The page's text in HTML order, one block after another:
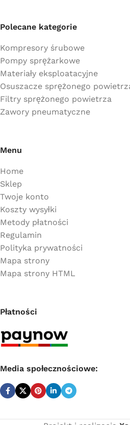
Polecane kategorie
Kompresory śrubowe
Pompy sprężarkowe
Materiały eksploatacyjne
Osuszacze sprężonego
Filtry sprężonego powietrza
Zawory pneumatyczne
Menu
Home
Sklep
Twoje konto
Koszty wysyłki
Metody płatności
Regulamin
Polityka prywatności
Mapa strony
Mapa strony HTML
Płatności
Media społecznościowe: